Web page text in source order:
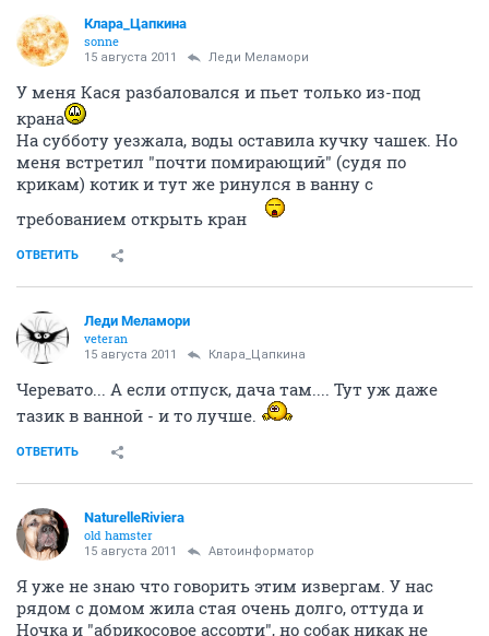
Клара_Цапкина
sonne
15 августа 2011 Леди Меламори
У меня Кася разбаловался и пьет только из-под
крана
На субботу уезжала, воды оставила кучку чашек. Но
меня встретил "почти помирающий" (судя по
крикам) котик и тут же ринулся в ванну с
требованием открыть кран
ОТВЕТИТЬ
Леди Меламори
veteran
15 августа 2011 Клара_Цапкина
Черевато... А если отпуск, дача там.... Тут уж даже
тазик в ванной - и то лучше.
ОТВЕТИТЬ
NaturelleRiviera
old hamster
15 августа 2011 Автоинформатор
Я уже не знаю что говорить этим извергам. У нас
рядом с домом жила стая очень долго, оттуда и
Ночка и "абрикосовое ассорти", но собак никак не